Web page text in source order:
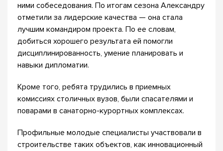
ними собеседования. По итогам сезона Александру
отметили за лидерские качества — она стала
лучшим командиром проекта. По ее словам,
добиться хорошего результата ей помогли
дисциплинированность, умение планировать и
навыки дипломатии.
Кроме того, ребята трудились в приемных
комиссиях столичных вузов, были спасателями и
поварами в санаторно-курортных комплексах.
Профильные молодые специалисты участвовали в
строительстве таких объектов, как инновационный